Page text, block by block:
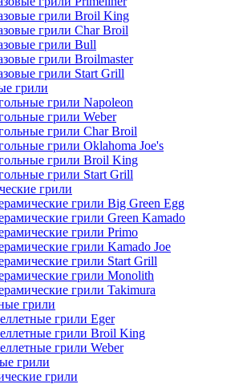
грили Broil King
грили Char Broil
грили Bull
грили Broilmaster
грили Start Grill
грили
грили Napoleon
грили Weber
грили Char Broil
грили Oklahoma Joe's
грили Broil King
грили Start Grill
грили
грили Big Green Egg
грили Green Kamado
грили Primo
грили Kamado Joe
грили Start Grill
грили Monolith
грили Takimura
грили
грили Eger
грили Broil King
грили Weber
грили
грили